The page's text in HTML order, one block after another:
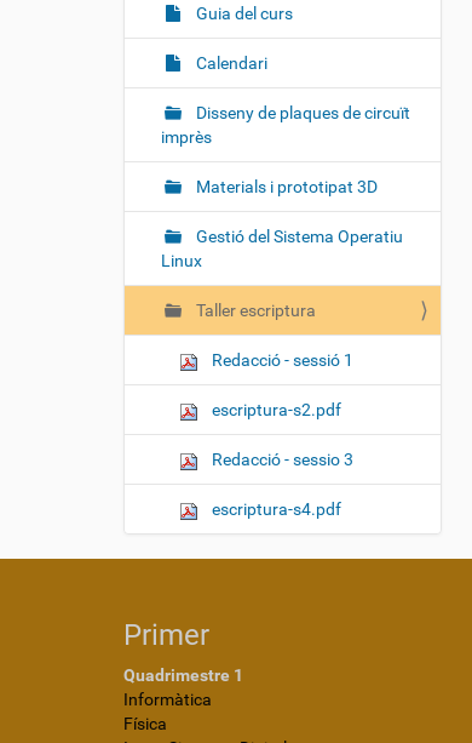
e
a
i
Guia del curs
Calendari
Disseny de plaques de circuït
imprès
Materials i prototipat 3D
Gestió del Sistema Operatiu
Linux
Taller escriptura
Redacció - sessió 1
escriptura-s2.pdf
Redacció - sessio 3
escriptura-s4.pdf
Primer
Quadrimestre 1
Informàtica
Física